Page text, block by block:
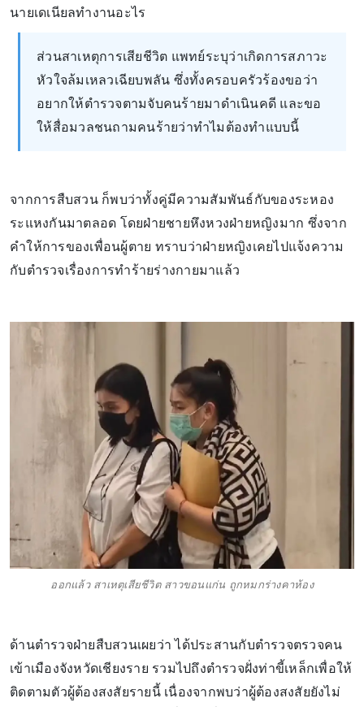
นายเดเนียลทำงานอะไร
ส่วนสาเหตุการเสียชีวิต แพทย์ระบุว่าเกิดการสภาวะ
หัวใจล้มเหลวเฉียบพลัน ซึ่งทั้งครอบครัวร้องขอว่า
อยากให้ตำรวจตามจับคนร้ายมาดำเนินคดี และขอ
ให้สื่อมวลชนถามคนร้ายว่าทำไมต้องทำแบบนี้
จากการสืบสวน ก็พบว่าทั้งคู่มีความสัมพันธ์กับของระหอง
ระแหงกันมาตลอด โดยฝ่ายชายหึงหวงฝ่ายหญิงมาก ซึ่งจาก
คำให้การของเพื่อนผู้ตาย ทราบว่าฝ่ายหญิงเคยไปแจ้งความ
กับตำรวจเรื่องการทำร้ายร่างกายมาแล้ว
ออกแล้ว สาเหตุเสียชีวิต สาวขอนแก่น ถูกหมกร่างคาห้อง
ด้านตำรวจฝ่ายสืบสวนเผยว่า ได้ประสานกับตำรวจตรวจคน
เข้าเมืองจังหวัดเชียงราย รวมไปถึงตำรวจฝั่งท่าขี้เหล็กเพื่อให้
ติดตามตัวผู้ต้องสงสัยรายนี้ เนื่องจากพบว่าผู้ต้องสงสัยยังไม่